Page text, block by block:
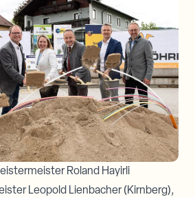
Roland Hayirli
Leopold Lienbacher (Kirnberg),